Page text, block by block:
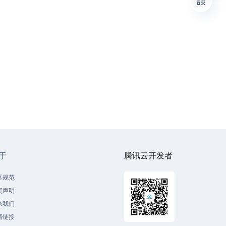
规范
声明
我们
链接
腾讯云开发者